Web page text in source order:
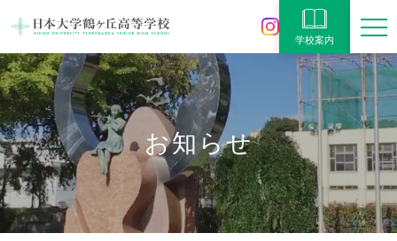
学校案内
お知らせ